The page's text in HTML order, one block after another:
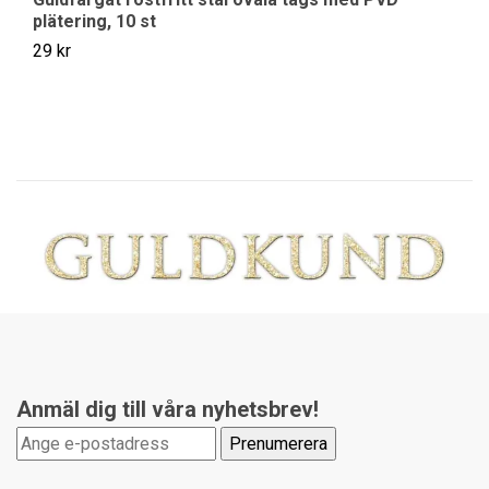
plätering, 10 st
29 kr
Anmäl dig till våra nyhetsbrev!